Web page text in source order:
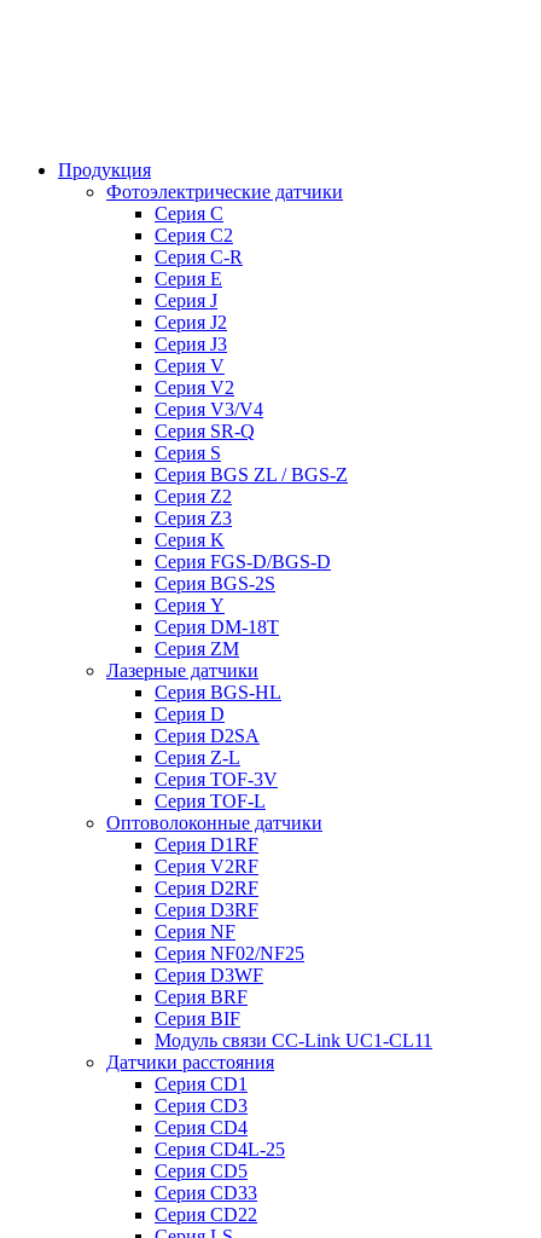
Продукция
Фотоэлектрические датчики
Серия C
Серия C2
Серия C-R
Серия E
Серия J
Серия J2
Серия J3
Серия V
Серия V2
Серия V3/V4
Серия SR-Q
Серия S
Серия BGS ZL / BGS-Z
Серия Z2
Серия Z3
Серия K
Серия FGS-D/BGS-D
Серия BGS-2S
Серия Y
Серия DM-18T
Серия ZM
Лазерные датчики
Серия BGS-HL
Серия D
Серия D2SA
Серия Z-L
Серия TOF-3V
Серия TOF-L
Оптоволоконные датчики
Серия D1RF
Серия V2RF
Серия D2RF
Серия D3RF
Серия NF
Серия NF02/NF25
Серия D3WF
Серия BRF
Серия BIF
Модуль связи CC-Link UC1-CL11
Датчики расстояния
Серия CD1
Серия CD3
Серия CD4
Серия CD4L-25
Серия CD5
Серия CD33
Серия CD22